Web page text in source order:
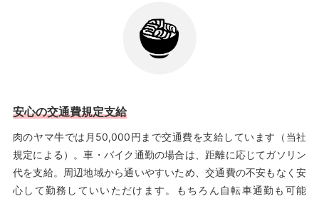
安心の交通費規定支給
肉のヤマ牛では月50,000円まで交通費を支給しています（当社
規定による）。車・バイク通勤の場合は、距離に応じてガソリン
代を支給。周辺地域から通いやすいため、交通費の不安もなく安
心して勤務していいただけます。もちろん自転車通勤も可能